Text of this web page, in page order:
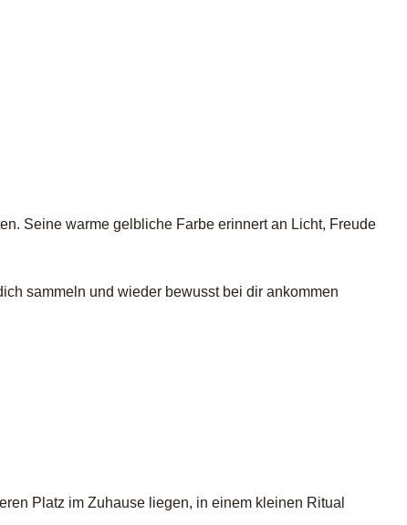
Seine warme gelbliche Farbe erinnert an Licht, Freude
sammeln und wieder bewusst bei dir ankommen
Platz im Zuhause liegen, in einem kleinen Ritual